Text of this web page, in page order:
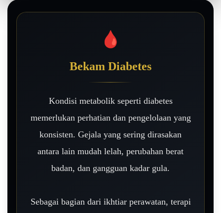
🩸
Bekam Diabetes
Kondisi metabolik seperti diabetes
memerlukan perhatian dan pengelolaan yang
konsisten. Gejala yang sering dirasakan
antara lain mudah lelah, perubahan berat
badan, dan gangguan kadar gula.
Sebagai bagian dari ikhtiar perawatan, terapi